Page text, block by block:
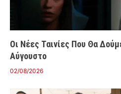
Οι Νέες Ταινίες Που Θα
Αύγουστο
02/08/2026